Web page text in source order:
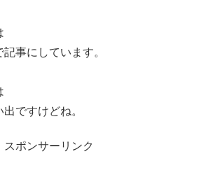
事にしています。
ですけどね。
スポンサーリンク